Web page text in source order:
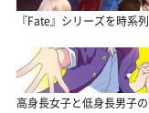
『Fate』シリーズを時系
高身長女子と低身長男子